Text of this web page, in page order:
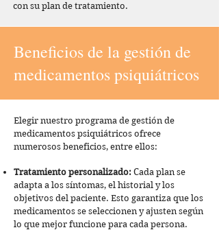
con su plan de tratamiento.
Beneficios de la gestión de
medicamentos psiquiátricos
Elegir nuestro programa de gestión de
medicamentos psiquiátricos ofrece
numerosos beneficios, entre ellos:
Tratamiento personalizado: Cada plan se
adapta a los síntomas, el historial y los
objetivos del paciente. Esto garantiza que los
medicamentos se seleccionen y ajusten según
lo que mejor funcione para cada persona.